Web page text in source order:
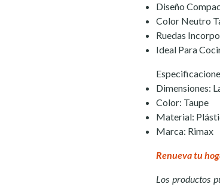
Diseño
Color Neutro
Ruedas
Ideal Para
Dimensiones:
Color: Taupe
Material:
Marca: Rimax
Renueva tu
Los productos